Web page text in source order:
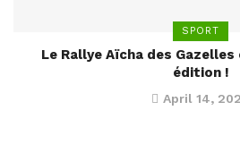
SPORT
Le Rallye Aïcha des
édition !
April 14,